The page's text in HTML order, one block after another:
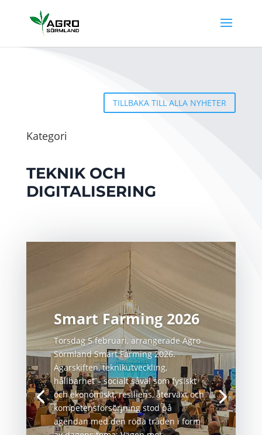
TILLBAKA TILL ALLA NYHETER
Kategori
TEKNIK OCH
DIGITALISERING
Smart Farming 2026
Torsdag 5 februari, arrangerade Agro
Sörmland Smart Farming 2026.
Ägarskiften, teknikutveckling,
hållbarhet – socialt såväl som fysiskt
och ekonomiskt, resiliens, återväxt och
kompetensförsörjning stod på
agendan med den röda tråden i form